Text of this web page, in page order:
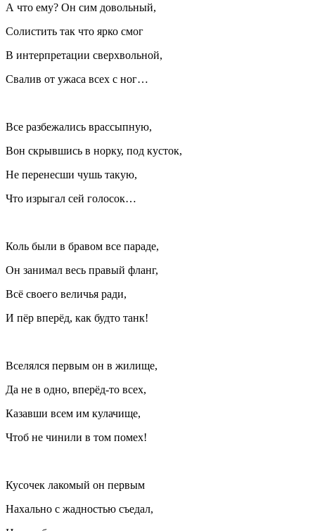
А что ему? Он сим довольный,
Солистить так что ярко смог
В интерпретации сверхвольной,
Свалив от ужаса всех с ног…
Все разбежались врассыпную,
Вон скрывшись в норку, под кусток,
Не перенесши чушь такую,
Что изрыгал сей голосок…
Коль были в бравом все параде,
Он занимал весь правый фланг,
Всё своего величья ради,
И пёр вперёд, как будто танк!
Вселялся первым он в жилище,
Да не в одно, вперёд‐то всех,
Казавши всем им кулачище,
Чтоб не чинили в том помех!
Кусочек лакомый он первым
Нахально с жадностью съедал,